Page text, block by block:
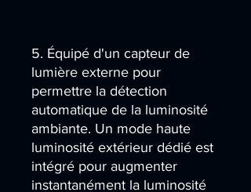
5. Équipé d'un capteur de
lumière externe pour
permettre la détection
automatique de la luminosité
ambiante. Un mode haute
luminosité extérieur dédié est
intégré pour augmenter
instantanément la luminosité